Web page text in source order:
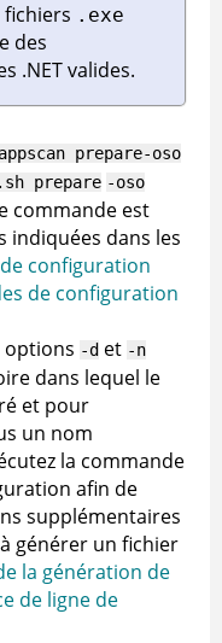
fichiers .exe
des
.NET valides.
appscan prepare-oso
.sh prepare -oso
commande est
indiquées dans les
configuration
de configuration
options -d et -n
dans lequel le
et pour
un nom
la commande
afin de
supplémentaires
générer un fichier
la génération de
de ligne de